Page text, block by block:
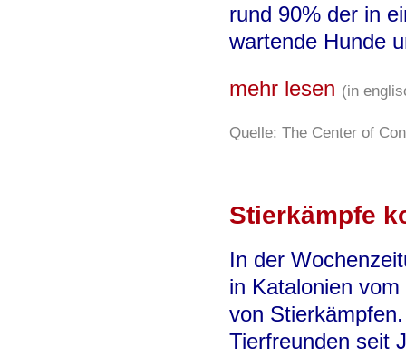
rund 90% der in
wartende Hunde
mehr lesen (in
Quelle: The Center of
Stierkämpfe
In der
in Katalonien
von
Tierfreunden seit